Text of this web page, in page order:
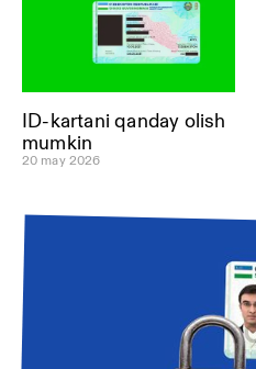
ID-kartani qanday olish
mumkin
20 may 2026